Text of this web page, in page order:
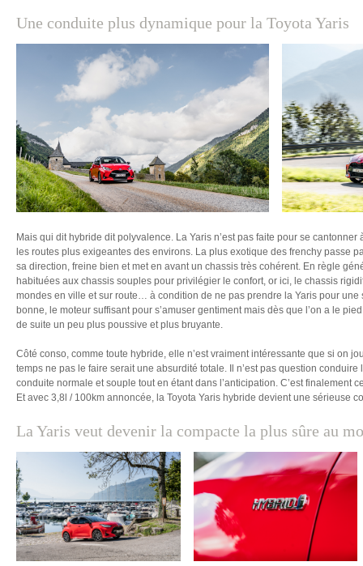
Une conduite plus dynamique pour la Toyota Yaris
Mais qui dit hybride dit polyvalence. La Yaris n’est pas faite pour se
les routes plus exigeantes des environs. La plus exotique des frenchy passe
sa direction, freine bien et met en avant un chassis très cohérent. En règle
habituées aux chassis souples pour privilégier le confort, or ici, le chassis
mondes en ville et sur route… à condition de ne pas prendre la Yaris pour une
bonne, le moteur suffisant pour s’amuser gentiment mais dès que l’on a le
de suite un peu plus poussive et plus bruyante.
Côté conso, comme toute hybride, elle n’est vraiment intéressante que si on
temps ne pas le faire serait une absurdité totale. Il n’est pas question
conduite normale et souple tout en étant dans l’anticipation. C’est finalement
Et avec 3,8l / 100km annoncée, la Toyota Yaris hybride devient une sérieuse
La Yaris veut devenir la compacte la plus sûre au